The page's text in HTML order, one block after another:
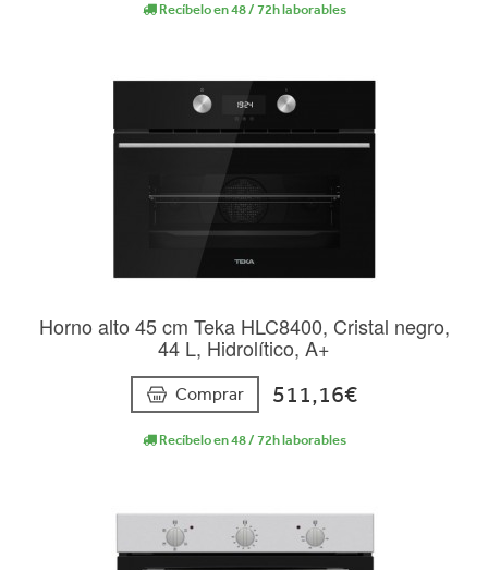
Recíbelo en 48 / 72h laborables
Horno alto 45 cm Teka HLC8400, Cristal negro,
44 L, Hidrolítico, A+
Comprar 511,16€
Recíbelo en 48 / 72h laborables